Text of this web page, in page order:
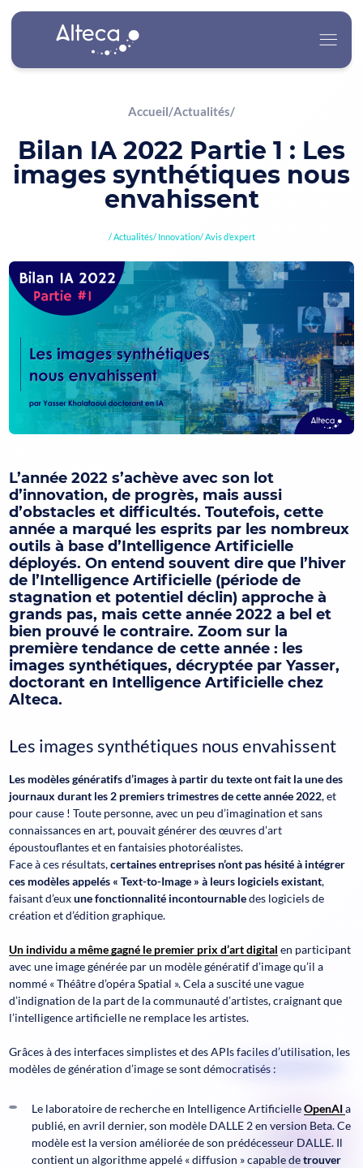
Nos Services
Actualités
Contact
Accueil/Actualités/
Bilan IA 2022 Partie 1 : Les
images synthétiques nous
envahissent
Actualités Innovation Avis d’expert
L’année 2022 s’achève avec son lot
d’innovation, de progrès, mais aussi
d’obstacles et difficultés. Toutefois, cette
année a marqué les esprits par les nombreux
outils à base d’Intelligence Artificielle
déployés. On entend souvent dire que l’hiver
de l’Intelligence Artificielle (période de
stagnation et potentiel déclin) approche à
grands pas, mais cette année 2022 a bel et
bien prouvé le contraire. Zoom sur la
première tendance de cette année : les
images synthétiques, décryptée par Yasser,
doctorant en Intelligence Artificielle chez
Alteca.
Les images synthétiques nous envahissent
Les modèles génératifs d’images à partir du texte ont fait la une des
journaux durant les 2 premiers trimestres de cette année 2022, et
pour cause ! Toute personne, avec un peu d’imagination et sans
connaissances en art, pouvait générer des œuvres d’art
époustouflantes et en fantaisies photoréalistes.
Face à ces résultats,certaines entreprises n’ont pas hésité à intégrer
ces modèles appelés « Text-to-Image » à leurs logiciels existant,
faisant d’euxune fonctionnalité incontournabledes logiciels de
création et d’édition graphique.
Un individu a même gagné le premier prix d’art digital en participant
avec une image générée par un modèle génératif d’image qu’il a
nommé « Théâtre d’opéra Spatial ». Cela a suscité une vague
d’indignation de la part de la communauté d’artistes, craignant que
l’intelligence artificielle ne remplace les artistes.
Grâces à des interfaces simplistes et des APIs faciles d’utilisation, les
modèles de génération d’image se sont démocratisés :
Le laboratoire de recherche en Intelligence ArtificielleOpenAIa
publié, en avril dernier, son modèle DALLE 2 en version Beta. Ce
modèle est la version améliorée de son prédécesseur DALLE. Il
contient un algorithme appelé « diffusion » capable detrouver